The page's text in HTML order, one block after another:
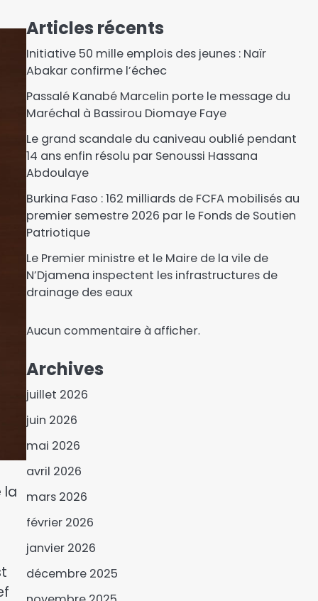
la
Articles récents
Initiative 50 mille emplois des jeunes : Naïr
Abakar confirme l’échec
Passalé Kanabé Marcelin porte le message du
Maréchal à Bassirou Diomaye Faye
Le grand scandale du caniveau oublié pendant
14 ans enfin résolu par Senoussi Hassana
Abdoulaye
Burkina Faso : 162 milliards de FCFA mobilisés au
premier semestre 2026 par le Fonds de Soutien
Patriotique
Le Premier ministre et le Maire de la vile de
N’Djamena inspectent les infrastructures de
drainage des eaux
Aucun commentaire à afficher.
Archives
juillet 2026
juin 2026
mai 2026
avril 2026
mars 2026
février 2026
janvier 2026
décembre 2025
3